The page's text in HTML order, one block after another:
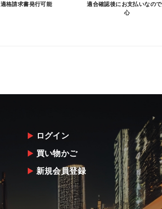
適格請求書発行可能
適合確認後にお支払いなの
心
ログイン
買い物かご
新規会員登録